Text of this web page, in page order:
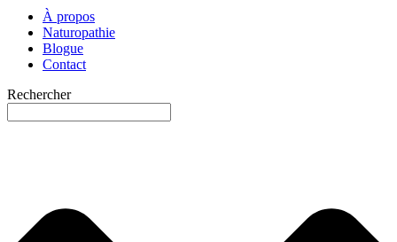
À propos
Naturopathie
Blogue
Contact
Rechercher